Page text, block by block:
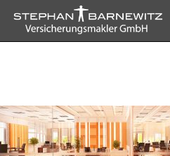
content